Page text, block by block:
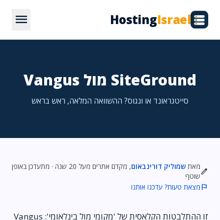
HostingIsrael
menu
SiteGround מול Vangus
סייטגראונד או ונגוס? ההשוואה המלאה, ראש בראש
edit
מאת שמוליק דורינבאום
, מקדם אתרים מעל 20 שנה · מתעדכן באופן
שוטף
flag מצאת טעות? עדכנו אותנו
זו ההתלבטות הקלאסית של 'מקומי מול בינלאומי': Vangus